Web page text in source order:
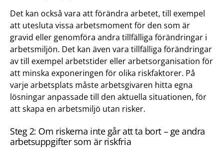
Det kan också vara att förändra arbetet, till exempel
att utesluta vissa arbetsmoment för den som är
gravid eller genomföra andra tillfälliga förändringar i
arbetsmiljön. Det kan även vara tillfälliga förändringar
av till exempel arbetstider eller arbetsorganisation för
att minska exponeringen för olika riskfaktorer. På
varje arbetsplats måste arbetsgivaren hitta egna
lösningar anpassade till den aktuella situationen, för
att skapa en arbetsmiljö utan risker.
Steg 2: Om riskerna inte går att ta bort – ge andra
arbetsuppgifter som är riskfria